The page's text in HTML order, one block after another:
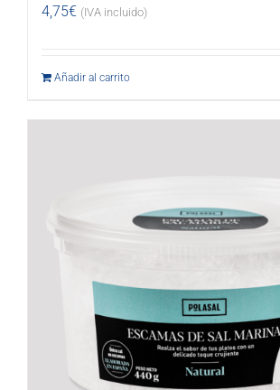
4,75€ (IVA incluido)
Añadir al carrito